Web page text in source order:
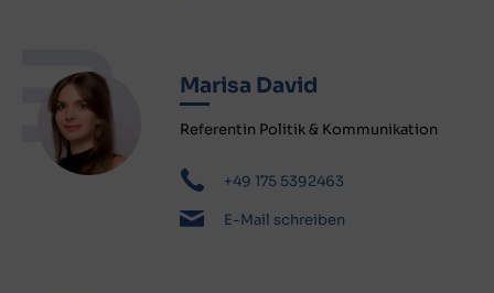
Marisa David
Referentin Politik & Kommunikation
+49 175 5392463
E-Mail schreiben